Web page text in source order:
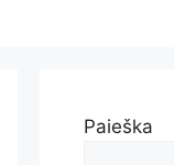
Paieška